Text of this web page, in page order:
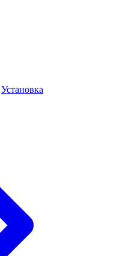
Установка